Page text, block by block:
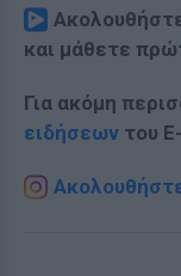
και μάθετε
Για ακόμη
ειδήσεων του